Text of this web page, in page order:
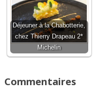
Déjeuner à la Chabotterie,
chez Thierry Drapeau 2*
Michelin
Commentaires